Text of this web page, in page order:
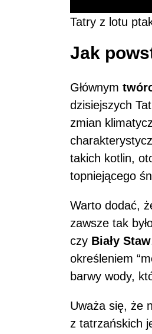
Tatry z lotu
Jak
Głównym
dzisiejszych
zmian
takich kotlin,
topniejącego
Warto dodać,
zawsze tak
czy Biały Staw
określeniem
barwy wody,
Uważa się, że
z tatrzańskich